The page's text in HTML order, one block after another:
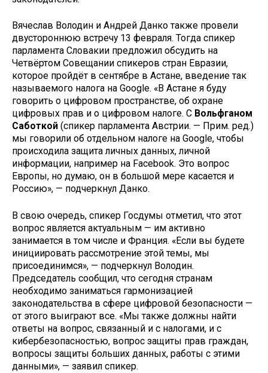
Вячеслав Володин и Андрей Данко также провели
двустороннюю встречу 13 февраля. Тогда спикер
парламента Словакии предложил обсудить на
Четвёртом Совещании спикеров стран Евразии,
которое пройдёт в сентябре в Астане, введение так
называемого налога на Google. «В Астане я буду
говорить о цифровом пространстве, об охране
цифровых прав и о цифровом налоге. С Вольфганом
Саботкой (спикер парламента Австрии. — Прим. ред.)
мы говорили об отдельном налоге на Google, чтобы
происходила защита личных данных, личной
информации, например на Facebook. Это вопрос
Европы, но думаю, он в большой мере касается и
Россию», — подчеркнул Данко.
В свою очередь, спикер Госдумы отметил, что этот
вопрос является актуальным — им активно
занимается в том числе и Франция. «Если вы будете
инициировать рассмотрение этой темы, мы
присоединимся», — подчеркнул Володин.
Председатель сообщил, что сегодня странам
необходимо заниматься гармонизацией
законодательства в сфере цифровой безопасности —
от этого выиграют все. «Мы также должны найти
ответы на вопрос, связанный и с налогами, и с
кибербезопасностью, вопрос защиты прав граждан,
вопросы защиты больших данных, работы с этими
данными», — заявил спикер.